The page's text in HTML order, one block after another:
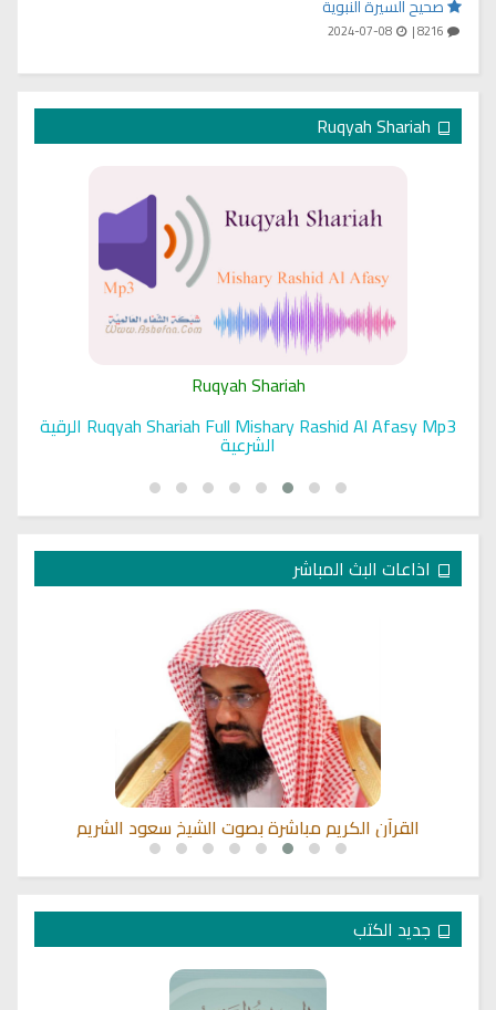
صحيح السيرة النبوية
2024-07-08
Ruqyah Shariah
Ruqyah Shariah Full Mishary Rashid Al Afasy Mp3 الرقية
الشرعية
اذاعات البث المباشر
القرآن الكريم مباشرة بصوت الشيخ سعود الشريم
جديد الكتب